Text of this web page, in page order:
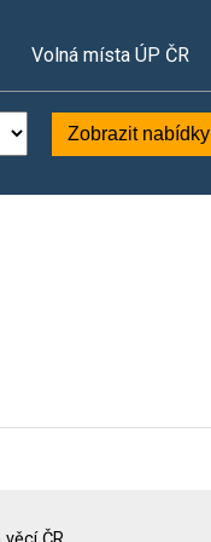
Volná místa ÚP ČR
Zobrazit nabídky